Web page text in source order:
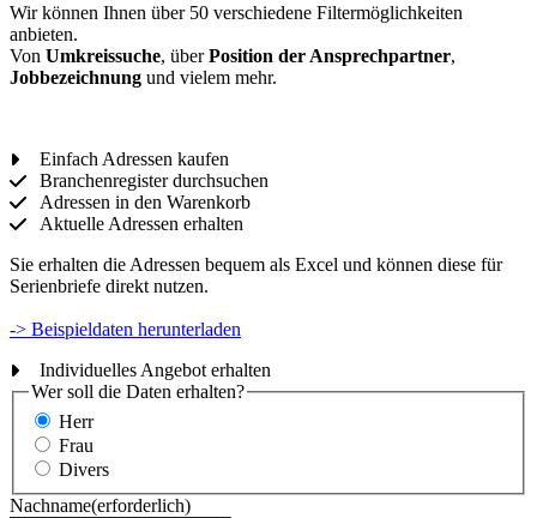
Wir können Ihnen über 50 verschiedene Filtermöglichkeiten
anbieten.
Von Umkreissuche, überPosition der Ansprechpartner,
Jobbezeichnung und vielem mehr.
Einfach Adressen kaufen
Branchenregister durchsuchen
Adressen in den Warenkorb
Aktuelle Adressen erhalten
Sie erhalten die Adressen bequem als Excel und können diese für
Serienbriefe direkt nutzen.
-> Beispieldaten herunterladen
Individuelles Angebot erhalten
Wer soll die Daten erhalten?
Herr
Frau
Divers
Nachname(erforderlich)